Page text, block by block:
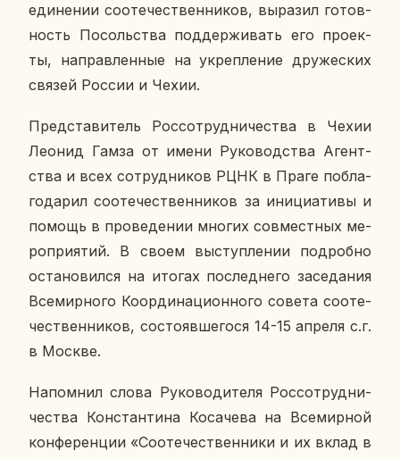
еди­не­нии со­оте­че­ствен­ни­ков, вы­ра­зил го­тов­
ность По­соль­ства под­дер­жи­вать его про­ек­
ты, на­прав­лен­ные на укреп­ле­ние дру­же­ских
связей России и Чехии.
Пред­ста­ви­тель Рос­со­труд­ни­че­ства в Чехии
Леонид Гамза от имени Ру­ко­вод­ства Агент­
ства и всех со­труд­ни­ков РЦНК в Праге по­бла­
го­да­рил со­оте­че­ствен­ни­ков за ини­ци­а­ти­вы и
помощь в про­ве­де­нии многих сов­мест­ных ме­
ро­при­я­тий. В своем вы­ступ­ле­нии по­дроб­но
оста­но­вил­ся на итогах по­след­не­го за­се­да­ния
Все­мир­но­го Ко­ор­ди­на­ци­он­но­го совета со­оте­
че­ствен­ни­ков, со­сто­яв­ше­го­ся 14-15 апреля с.г.
в Москве.
На­пом­нил слова Ру­ко­во­ди­те­ля Рос­со­труд­ни­
че­ства Кон­стан­ти­на Ко­са­че­ва на Все­мир­ной
кон­фе­рен­ции «Со­оте­че­ствен­ни­ки и их вклад в